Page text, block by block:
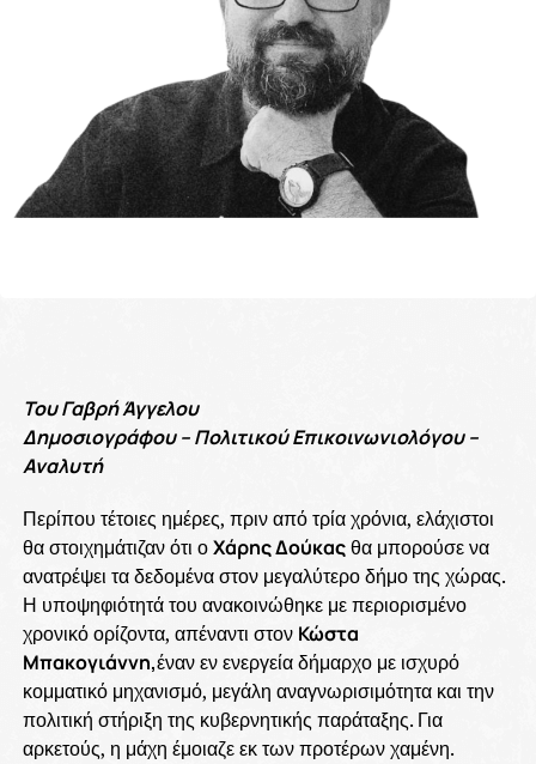
Του Γαβρή Άγγελου
Δημοσιογράφου – Πολιτικού Επικοινωνιολόγου –
Αναλυτή
Περίπου τέτοιες ημέρες, πριν από τρία χρόνια, ελάχιστοι
θα στοιχημάτιζαν ότι οΧάρης Δούκαςθα μπορούσε να
ανατρέψει τα δεδομένα στον μεγαλύτερο δήμο της χώρας.
Η υποψηφιότητά του ανακοινώθηκε με περιορισμένο
χρονικό ορίζοντα, απέναντι στον Κώστα
Μπακογιάννη,έναν εν ενεργεία δήμαρχο με ισχυρό
κομματικό μηχανισμό, μεγάλη αναγνωρισιμότητα και την
πολιτική στήριξη της κυβερνητικής παράταξης. Για
αρκετούς, η μάχη έμοιαζε εκ των προτέρων χαμένη.